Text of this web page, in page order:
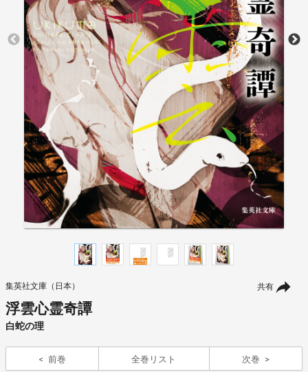
共有
集英社文庫（日本）
浮雲心霊奇譚
白蛇の理
前巻 全巻リスト 次巻